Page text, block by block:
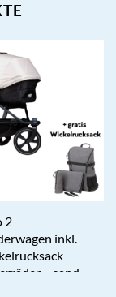
2
inkl.
– sand